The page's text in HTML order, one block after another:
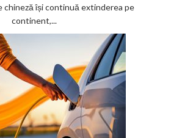
Cifrele
Jumătate
a
Anului
2026
chineză își continuă extinderea pe
continent,...